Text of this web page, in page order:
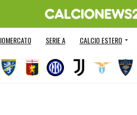
SERIE A CALCIO ESTERO